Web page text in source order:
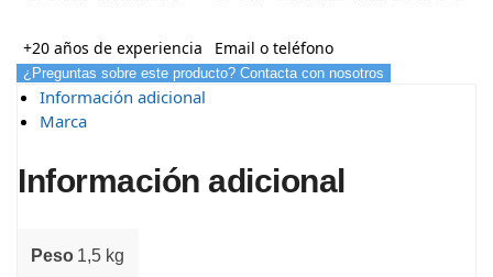
+20 años de experiencia Email o teléfono
¿Preguntas sobre este producto? Contacta con nosotros
Información adicional
Marca
Información adicional
Peso 1,5 kg